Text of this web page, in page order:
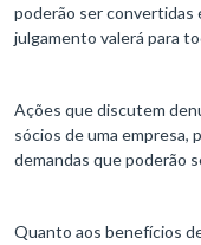
poderão ser convertidas
julgamento valerá para
Ações que discutem
sócios de uma
demandas que poderão
Quanto aos benefícios